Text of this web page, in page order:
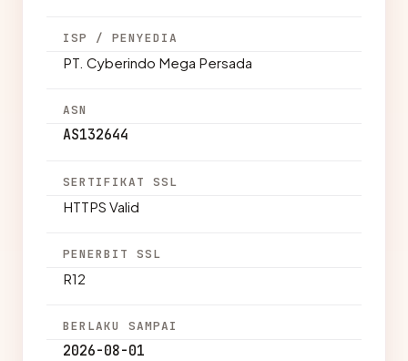
ISP / PENYEDIA
PT. Cyberindo Mega Persada
ASN
AS132644
SERTIFIKAT SSL
HTTPS Valid
PENERBIT SSL
R12
BERLAKU SAMPAI
2026-08-01